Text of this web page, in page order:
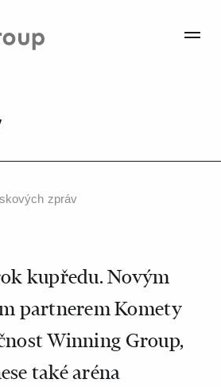
zpráv
kupředu. Novým
partnerem Komety
Winning Group,
také aréna